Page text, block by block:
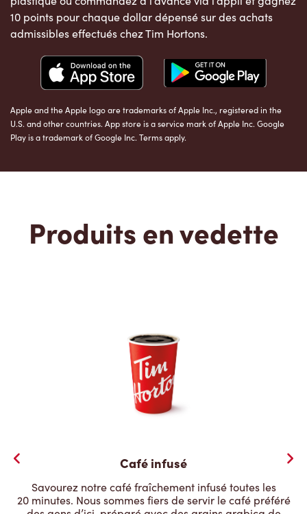
10 points pour chaque dollar dépensé sur des achats
admissibles effectués chez Tim Hortons.
Apple and the Apple logo are trademarks of Apple Inc., registered in the
U.S. and other countries. App store is a service mark of Apple Inc. Google
Play is a trademark of Google Inc. Terms apply.
Produits en vedette
Café infusé
Savourez notre café fraîchement infusé toutes les
20 minutes. Nous sommes fiers de servir le café préféré